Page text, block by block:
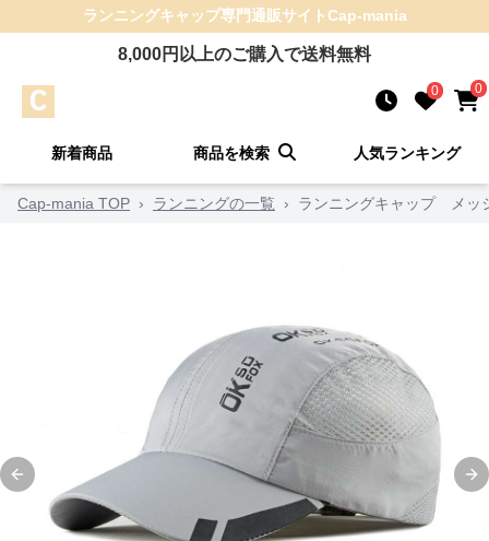
ランニングキャップ専門通販サイトCap-mania
8,000円以上のご購入で送料無料
0 0
新着商品 商品を検索 人気ランキング
Cap-mania TOP › ランニングの一覧 › ランニングキャップ メッ
Previous slide